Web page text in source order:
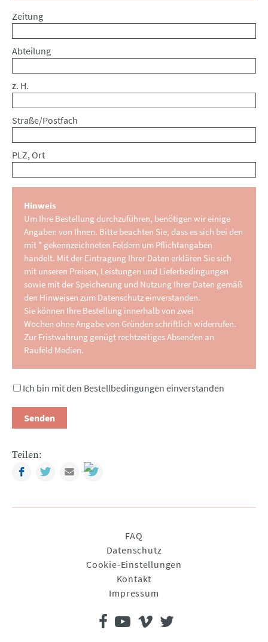
Zeitung
Abteilung
z. H.
Straße/Postfach
PLZ, Ort
Hinweis
Um Ihre Bestellung durchzuführen, benötigen wir einige
Angaben von Ihnen. Bitte beachten Sie, dass es sich bei den
mit * gekennzeichneten Feldern um Pflichtangaben
handelt. Mit der Eintragung Ihrer Daten erklären Sie sich
mit unseren Preisen, Leistungen und Lieferbedingungen
sowie mit der Speicherung und Nutzung Ihrer Daten gemäß
den Hinweisen zum Datenschutz einverstanden.
Sie können Ihre Bestellung innerhalb von zwei
Wochen ohne Angabe von Gründen schriftlich widerrufen.
Zur Fristwahrung genügt rechtzeitiges Absenden an
Raufeld Medien.
Ich bin mit den Bestellbedingungen einverstanden
Senden
Teilen:
FacebookTwitterMail
FAQ
Datenschutz
Cookie-Einstellungen
Kontakt
Impressum